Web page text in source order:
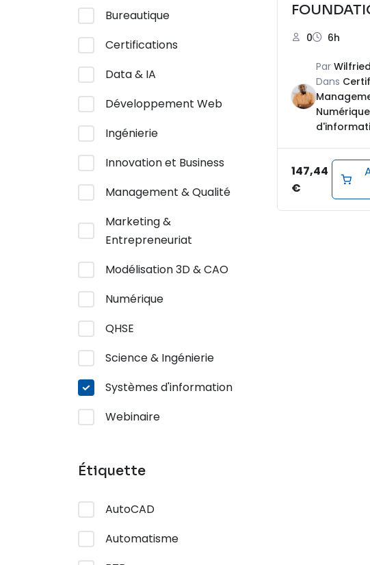
Bureautique
Certifications
Data & IA
Développement Web
Ingénierie
Innovation et Business
Management & Qualité
Marketing &
Entrepreneuriat
Modélisation 3D & CAO
Numérique
QHSE
Science & Ingénierie
Systèmes d'information
Webinaire
Étiquette
AutoCAD
Automatisme
premier
0 6h
Par Wilfried
Dans
Numérique
147,44
€